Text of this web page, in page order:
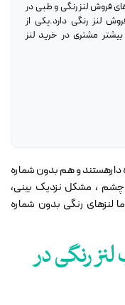
فروش لنز رنگی و طبی در
زمینه فروش لنز رنگی دارد.یکی از
مشتری در خرید لنز
دارهستند و هم بدون شماره
چشم ، مشکل نزدیک بینی،
لنزهای رنگی بدون شماره
رنگی در